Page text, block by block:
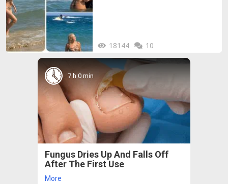
18144 10
7 h 0 min
Fungus Dries Up And Falls Off
After The First Use
More